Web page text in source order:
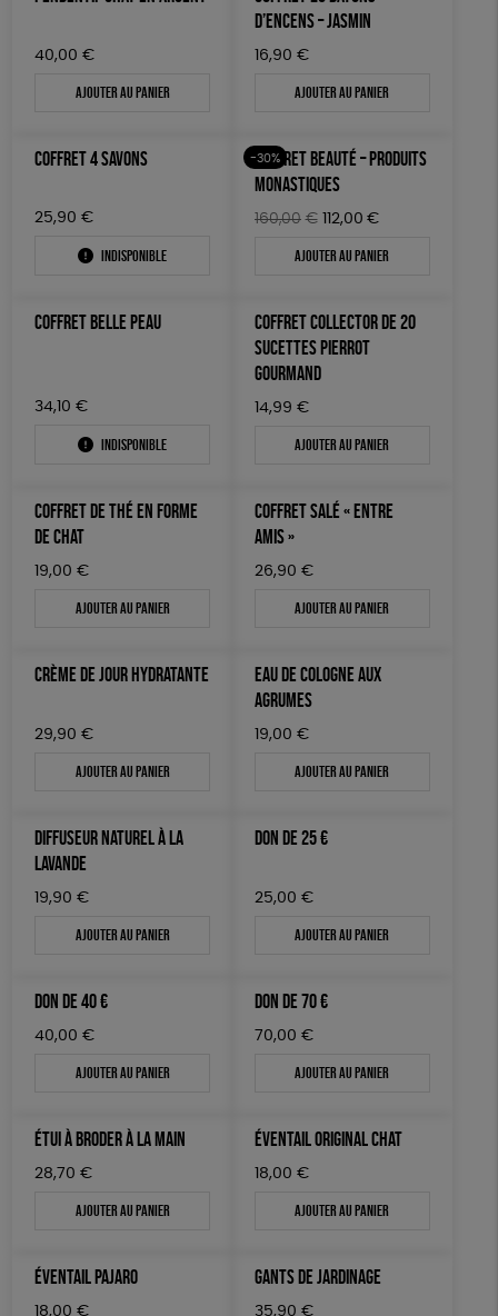
40,00 €
Ajouter au panier
D’ENCENS – JASMIN
16,90 €
Ajouter au panier
COFFRET 4 SAVONS
25,90 €
Indisponible
-30%
COFFRET BEAUTÉ – PRODUITS
MONASTIQUES
160,00 € Le
initial
160,00€.
112,00 €Le
actuel
112,00€.
Ajouter au panier
COFFRET BELLE PEAU
34,10 €
Indisponible
COFFRET COLLECTOR DE 20
SUCETTES PIERROT
GOURMAND
14,99 €
Ajouter au panier
COFFRET DE THÉ EN FORME
DE CHAT
19,00 €
Ajouter au panier
COFFRET SALÉ « ENTRE
AMIS »
26,90 €
Ajouter au panier
CRÈME DE JOUR HYDRATANTE
29,90 €
Ajouter au panier
EAU DE COLOGNE AUX
AGRUMES
19,00 €
Ajouter au panier
DIFFUSEUR NATUREL À LA
LAVANDE
19,90 €
Ajouter au panier
DON DE 25 €
25,00 €
Ajouter au panier
DON DE 40 €
40,00 €
Ajouter au panier
DON DE 70 €
70,00 €
Ajouter au panier
ÉTUI À BRODER À LA MAIN
28,70 €
Ajouter au panier
ÉVENTAIL ORIGINAL CHAT
18,00 €
Ajouter au panier
ÉVENTAIL PAJARO
18,00 €
GANTS DE JARDINAGE
35,90 €